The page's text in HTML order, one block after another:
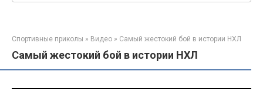
Спортивные приколы » Видео » Самый жестокий бой в истории НХЛ
Самый жестокий бой в истории НХЛ